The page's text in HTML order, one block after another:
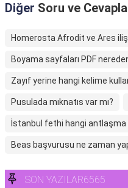
Diğer Soru ve
Homerosta Afrodit ve Ares
Boyama sayfaları PDF
Zayıf yerine hangi kelime
Pusulada mıknatıs var mı?
İstanbul fethi hangi antlaşma
Beas başvurusu ne zaman
SON YAZILAR6565